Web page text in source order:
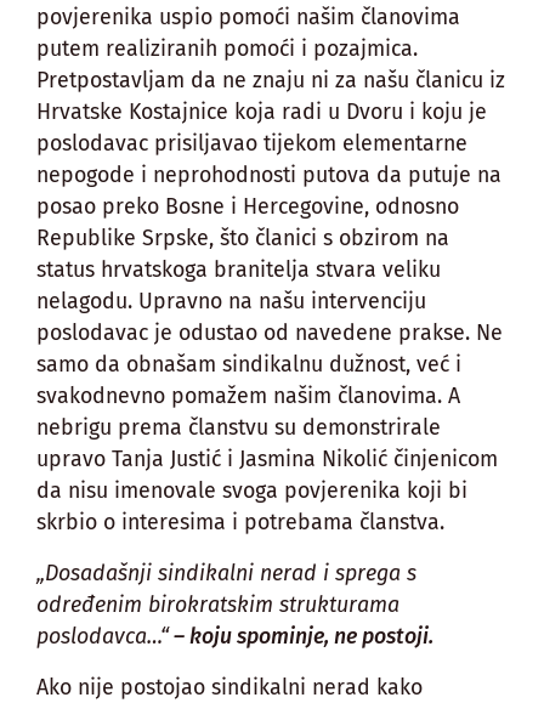
povjerenika uspio pomoći našim članovima
putem realiziranih pomoći i pozajmica.
Pretpostavljam da ne znaju ni za našu članicu iz
Hrvatske Kostajnice koja radi u Dvoru i koju je
poslodavac prisiljavao tijekom elementarne
nepogode i neprohodnosti putova da putuje na
posao preko Bosne i Hercegovine, odnosno
Republike Srpske, što članici s obzirom na
status hrvatskoga branitelja stvara veliku
nelagodu. Upravno na našu intervenciju
poslodavac je odustao od navedene prakse. Ne
samo da obnašam sindikalnu dužnost, već i
svakodnevno pomažem našim članovima. A
nebrigu prema članstvu su demonstrirale
upravo Tanja Justić i Jasmina Nikolić činjenicom
da nisu imenovale svoga povjerenika koji bi
skrbio o interesima i potrebama članstva.
„Dosadašnji sindikalni nerad i sprega s
određenim birokratskim strukturama
poslodavca…“– koju spominje, ne postoji.
Ako nije postojao sindikalni nerad kako